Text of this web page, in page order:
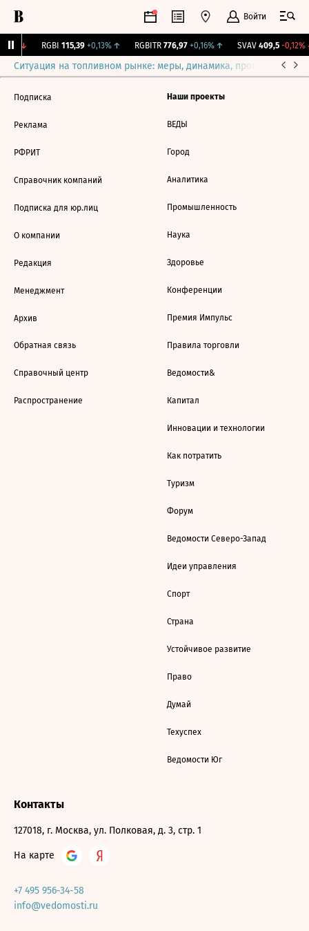
Войти
↓ RGBI 115,39 +0,13%↑ RGBITR 776,97 +0,16%↑ SVAV 409,5 -0,12%
Ситуация на топливном рынке: меры, динамика, прогнозы
Подписка
Реклама
РФРИТ
Справочник компаний
Подписка для юр.лиц
О компании
Редакция
Менеджмент
Архив
Обратная связь
Справочный центр
Распространение
Наши проекты
ВЕДЫ
Город
Аналитика
Промышленность
Наука
Здоровье
Конференции
Премия Импульс
Правила торговли
Ведомости&
Капитал
Инновации и технологии
Как потратить
Туризм
Форум
Ведомости Северо-Запад
Идеи управления
Спорт
Страна
Устойчивое развитие
Право
Думай
Техуспех
Ведомости Юг
Контакты
127018, г. Москва, ул. Полковая, д. 3, стр. 1
На карте
+7 495 956-34-58
info@vedomosti.ru